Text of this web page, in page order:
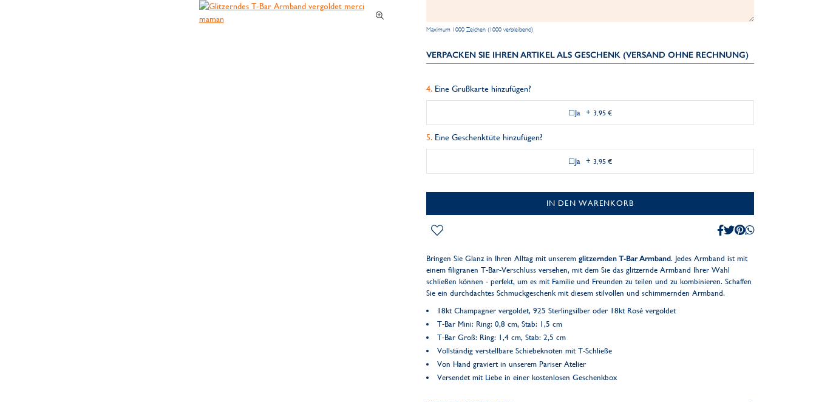
Maximum 1000 Zeichen (1000 verbleibend)
VERPACKEN SIE IHREN ARTIKEL ALS GESCHENK (VERSAND OHNE RECHNUNG)
Eine Grußkarte hinzufügen?
Ja + 3,95 €
Eine Geschenktüte hinzufügen?
Ja + 3,95 €
IN DEN WARENKORB
Bringen Sie Glanz in Ihren Alltag mit unserem glitzernden T-Bar Armband. Jedes Armband ist mit
einem filigranen T-Bar-Verschluss versehen, mit dem Sie das glitzernde Armband Ihrer Wahl
schließen können - perfekt, um es mit Familie und Freunden zu teilen und zu kombinieren. Schaffen
Sie ein durchdachtes Schmuckgeschenk mit diesem stilvollen und schimmernden Armband.
18kt Champagner vergoldet, 925 Sterlingsilber oder 18kt Rosé vergoldet
T-Bar Mini: Ring: 0,8 cm, Stab: 1,5 cm
T-Bar Groß: Ring: 1,4 cm, Stab: 2,5 cm
Vollständig verstellbare Schiebeknoten mit T-Schließe
Von Hand graviert in unserem Pariser Atelier
Versendet mit Liebe in einer kostenlosen Geschenkbox